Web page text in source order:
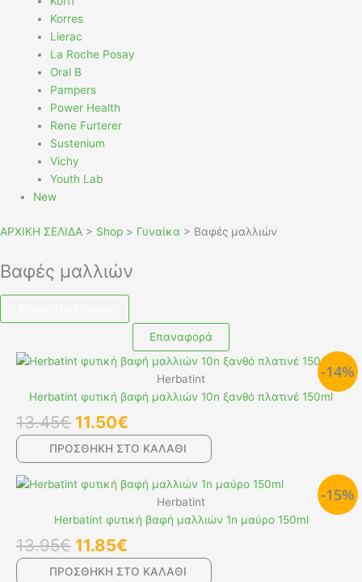
Korres
Lierac
La Roche Posay
Oral B
Pampers
Power Health
Rene Furterer
Sustenium
Vichy
Youth Lab
New
ΑΡΧΙΚΗ ΣΕΛΙΔΑ > Shop > Γυναίκα > Βαφές μαλλιών
Βαφές μαλλιών
Επαναφορά
-14%
Herbatint
Herbatint φυτική βαφή μαλλιών 10n ξανθό πλατινέ 150ml
13.45€
Original
was:
13.45€.
11.50€
Η
τρέχουσα
τιμή
11.50€.
ΠΡΟΣΘΉΚΗ ΣΤΟ ΚΑΛΆΘΙ
-15%
Herbatint
Herbatint φυτική βαφή μαλλιών 1n μαύρο 150ml
13.95€
Original
was:
13.95€.
11.85€
Η
τρέχουσα
τιμή
11.85€.
ΠΡΟΣΘΉΚΗ ΣΤΟ ΚΑΛΆΘΙ